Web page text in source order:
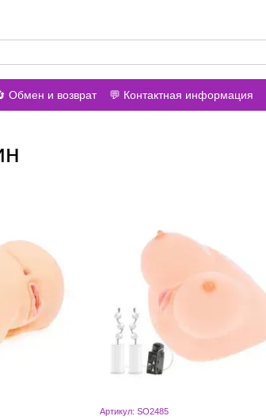
Обмен и возврат 💬 Контактная информация
Артикул: SO2485